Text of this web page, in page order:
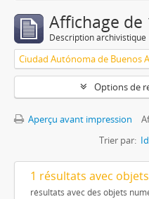
Affichage de
Description archivistique
Ciudad Autónoma de Buenos
Options de
Aperçu avant impression
Trier par:
1 résultats avec
résultats avec des objets